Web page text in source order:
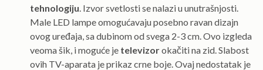
tehnologiju. Izvor svetlosti se nalazi u unutrašnjosti.
Male LED lampe omogućavaju posebno ravan dizajn
ovog uređaja, sa dubinom od svega 2-3 cm. Ovo izgleda
veoma šik, i moguće je televizorokačiti na zid. Slabost
ovih TV-aparata je prikaz crne boje. Ovaj nedostatak je